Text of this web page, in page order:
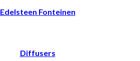
Edelsteen Fonteinen
Diffusers